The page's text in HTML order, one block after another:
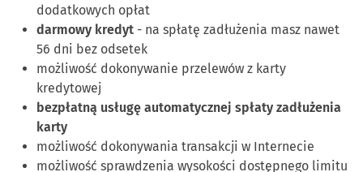
dodatkowych opłat
darmowy kredyt - na spłatę zadłużenia masz nawet
56 dni bez odsetek
możliwość dokonywanie przelewów z karty
kredytowej
bezpłatną usługę automatycznej spłaty zadłużenia
karty
możliwość dokonywania transakcji w Internecie
możliwość sprawdzenia wysokości dostępnego limitu